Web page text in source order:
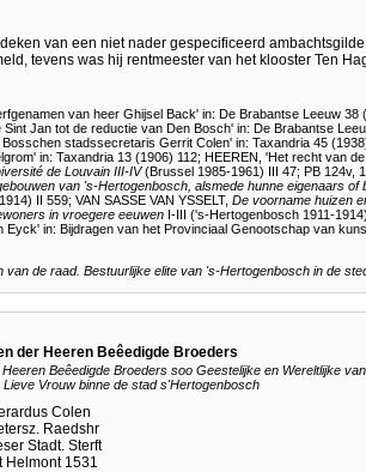
van een niet nader gespecificeerd
tevens was hij rentmeester van het klooster Ten
van heer Ghijsel Back' in: De Brabantse Leeuw 38
Jan tot de reductie van Den Bosch' in: De Brabantse
stadssecretaris Gerrit Colen' in: Taxandria 45
in: Taxandria 13 (1906) 112; HEEREN, 'Het recht van
de Louvain III-IV(Brussel 1985-1961) III 47; PB 124v,
van 's-Hertogenbosch , alsmede hunne eigenaars
II 559; VAN SASSE VAN YSSELT, De voorname huizen
in vroegere eeuwen I-III ('s-Hertogenbosch 1911-
Eyck' in: Bijdragen van het Provinciaal Genootschap van
van de raad. Bestuurlijke elite van 's-Hertogenbosch in de
der Heeren Beêedigde Broeders
Beêedigde Broeders soo Geestelijke en Wereltlijke
Vrouw binne de stad s'Hertogenbosch
Colen
Raedshr
Stadt. Sterft
Helmont 1531